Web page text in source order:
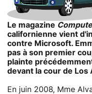
Le magazine
californienne vient
contre Microsoft.
pas à son premier
plainte
devant la cour de Los
En juin 2008, Mme